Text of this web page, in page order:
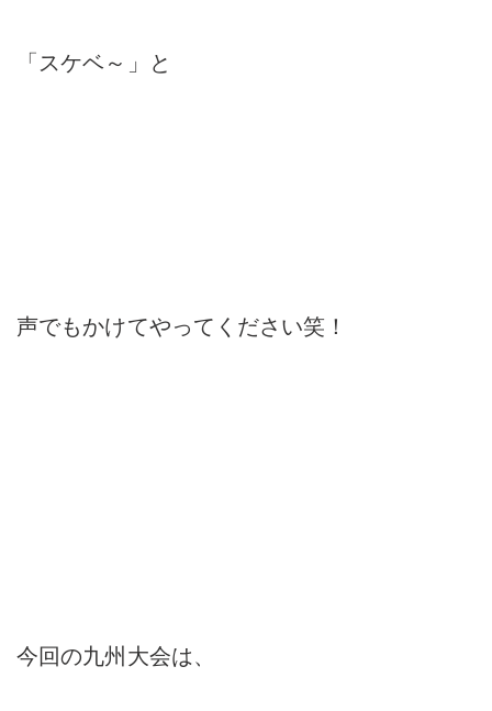
「スケベ～」と
声でもかけてやってください笑！
今回の九州大会は、